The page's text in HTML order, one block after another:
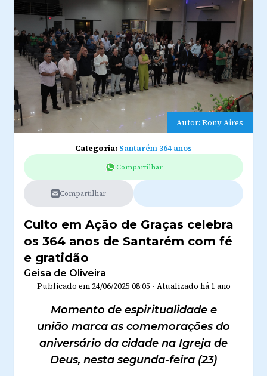
Autor: Rony Aires
Categoria: Santarém 364 anos
Compartilhar
Compartilhar
Culto em Ação de Graças celebra
os 364 anos de Santarém com fé
e gratidão
Geisa de Oliveira
Publicado em 24/06/2025 08:05 - Atualizado há 1 ano
Momento de espiritualidade e
união marca as comemorações do
aniversário da cidade na Igreja de
Deus, nesta segunda-feira (23)